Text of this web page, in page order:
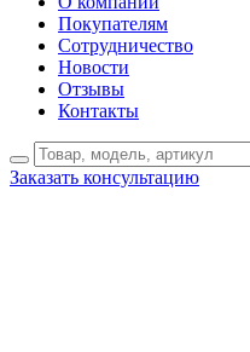
Покупателям
Сотрудничество
Новости
Отзывы
Контакты
Заказать консультацию